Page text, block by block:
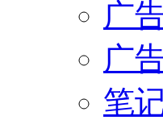
广
广
笔